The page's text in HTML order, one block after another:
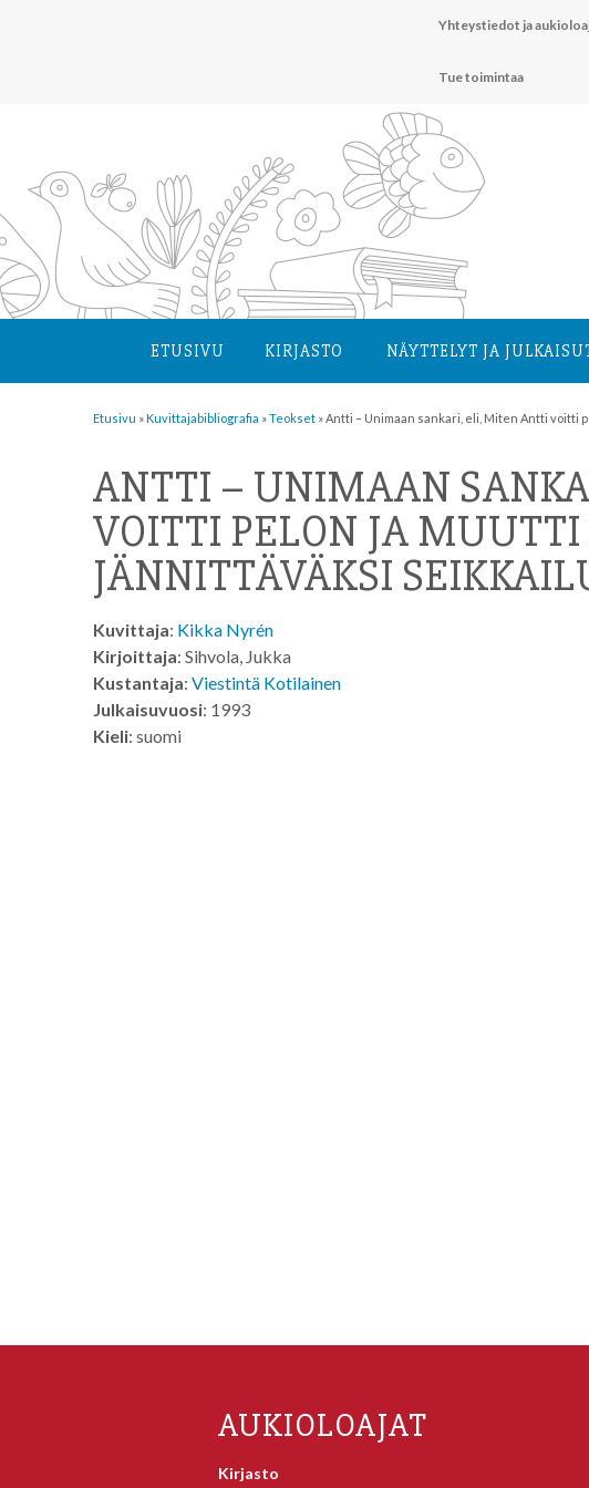
Yhteystiedot ja
Tue toimintaa
ETUSIVU KIRJASTO NÄYTTELYT JA
Etusivu »Kuvittaja­bibliografia »Teokset » Antti – Unimaan sankari, eli, Miten Antti
ANTTI – UNIMAAN
VOITTI PELON JA
JÄNNITTÄVÄKSI
Kuvittaja: Kikka Nyrén
Kirjoittaja: Sihvola, Jukka
Kustantaja: Viestintä Kotilainen
Julkaisuvuosi: 1993
Kieli: suomi
AUKIOLOAJAT
Kirjasto